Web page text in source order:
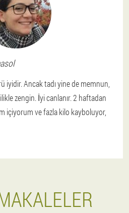
iyidir. Ancak tadı yine de memnun,
zengin. İyi canlanır. 2 haftadan
içiyorum ve fazla kilo kayboluyor,